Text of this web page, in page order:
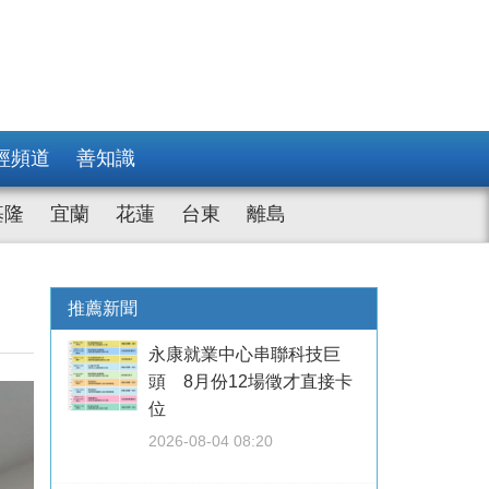
頻道 善知識
隆 宜蘭 花蓮 台東 離島
推薦新聞
永康就業中心串聯科技巨
頭 8月份12場徵才直接卡
位
2026-08-04 08:20